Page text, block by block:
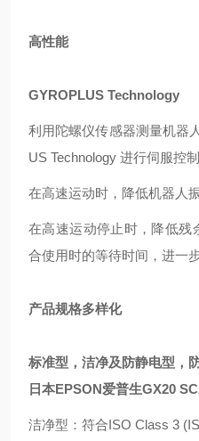
高性能
GYROPLUS Technology
利用陀螺仪传感器测量机器
US Technology 进行伺服控制
在高速运动时，降低机器人
在高速运动停止时，降低残
合使用时的等待时间，进一
产品规格多样化
标准型，洁净及防静电型，
日本EPSON爱普生GX20
洁净型：符合ISO Class 3